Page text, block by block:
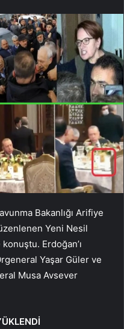
Bakanlığı Arifiye
Yeni Nesil
Erdoğan’ı
Yaşar Güler ve
Musa Avsever